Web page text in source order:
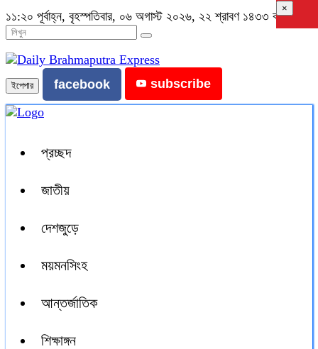
১১:২০ পূর্বাহ্ন, বৃহস্পতিবার, ০৬ অগাস্ট ২০২৬, ২২ শ্রাবণ ১৪৩৩ বঙ্গাব্দ
ইপেপার facebook subscribe
প্রচ্ছদ
জাতীয়
দেশজুড়ে
ময়মনসিংহ
আন্তর্জাতিক
শিক্ষাঙ্গন
×